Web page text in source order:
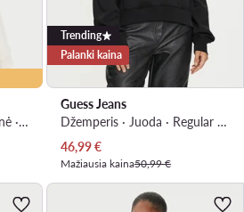
Džemperis · Šviesiai smėlinė · Relaxed Fit
Trending
Palanki kaina
Guess Jeans
Džemperis · Juoda · Regular Fit
Dabartinė kaina
46,99€
Mažiausia kaina50,99 €